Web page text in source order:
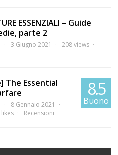
ESSENZIALI – Guide
parte 2
3 Giugno 2021
208 views
The Essential
8 Gennaio 2021
likes Recensioni
8.5
Buono